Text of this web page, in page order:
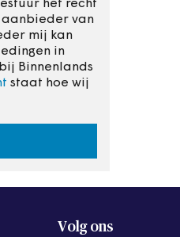
het recht
aanbieder van
mij kan
in
Binnenlands
staat hoe wij
Volg ons